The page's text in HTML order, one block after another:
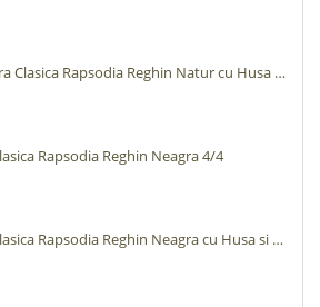
Set Chitara Clasica Rapsodia Reghin Natur cu Husa si Tuner
Rapsodia Reghin Neagra 4/4
Chitara Clasica Rapsodia Reghin Neagra cu Husa si Pene